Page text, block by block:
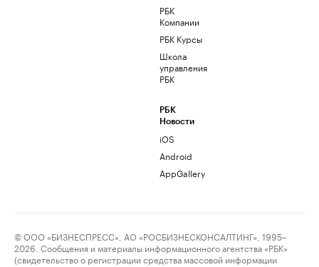
РБК
Компании
РБК Курсы
Школа
управления
РБК
РБК
Новости
iOS
Android
AppGallery
© ООО «БИЗНЕСПРЕСС», АО «РОСБИЗНЕСКОНСАЛТИНГ», 1995–
2026. Сообщения и материалы информационного агентства «РБК»
(свидетельство о регистрации средства массовой информации